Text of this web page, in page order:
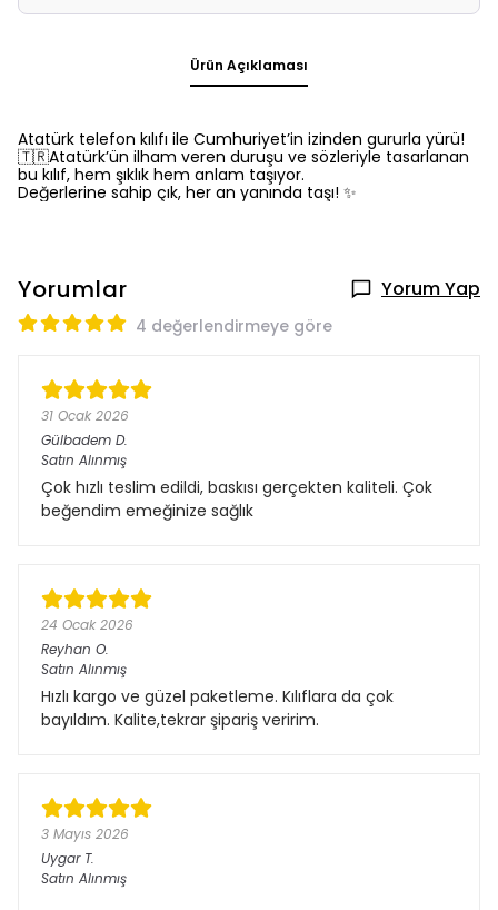
Ürün Açıklaması
Atatürk telefon kılıfı ile Cumhuriyet’in izinden gururla yürü!
🇹🇷Atatürk’ün ilham veren duruşu ve sözleriyle tasarlanan
bu kılıf, hem şıklık hem anlam taşıyor.
Değerlerine sahip çık, her an yanında taşı! ✨
Yorumlar Yorum Yap
4 değerlendirmeye göre
31 Ocak 2026
Gülbadem D.
Satın Alınmış
Çok hızlı teslim edildi, baskısı gerçekten kaliteli. Çok
beğendim emeğinize sağlık
24 Ocak 2026
Reyhan O.
Satın Alınmış
Hızlı kargo ve güzel paketleme. Kılıflara da çok
bayıldım. Kalite,tekrar şipariş veririm.
3 Mayıs 2026
Uygar T.
Satın Alınmış